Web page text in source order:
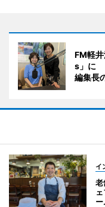
FM軽
s」に
編集長
イ
老